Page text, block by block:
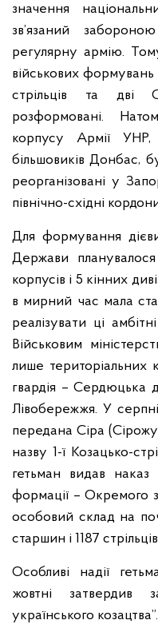
значення
зв’язаний
регулярну армію.
військових
стрільців та дві
розформовані.
корпусу Армії
більшовиків Донбас,
реорганізовані у
північно-східні
Для формування
Держави
корпусів і 5 кінних
в мирний час мала
реалізувати ці
Військовим
лише територіальних
гвардія – Сердюцька
Лівобережжя. У
передана Сіра
назву 1-ї Козацько-
гетьман видав наказ
формації – Окремого
особовий склад на
старшин і 1187
Особливі надії
жовтні затвердив
українського козацтва”.